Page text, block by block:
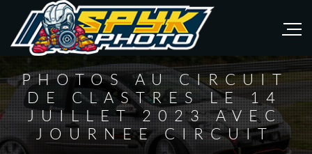
PHOTOS AU CIRCUIT
DE CLASTRES LE 14
JUILLET 2023 AVEC
JOURNEE CIRCUIT